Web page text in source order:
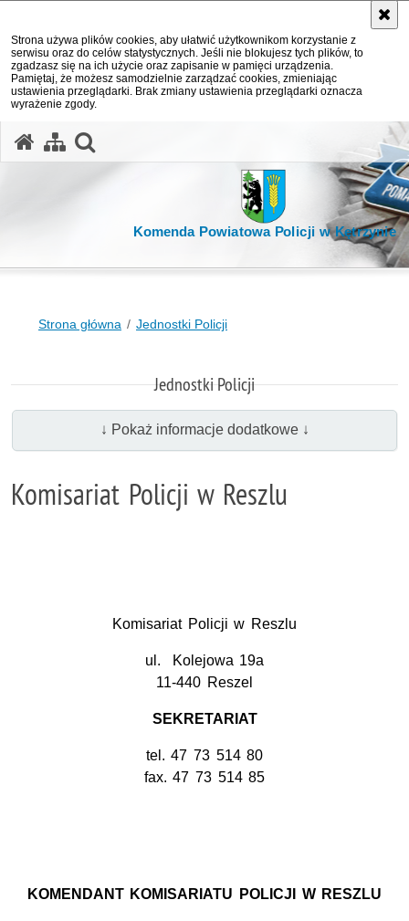
Strona używa plików cookies, aby ułatwić użytkownikom korzystanie z
serwisu oraz do celów statystycznych. Jeśli nie blokujesz tych plików, to
zgadzasz się na ich użycie oraz zapisanie w pamięci urządzenia.
Pamiętaj, że możesz samodzielnie zarządzać cookies, zmieniając
ustawienia przeglądarki. Brak zmiany ustawienia przeglądarki oznacza
wyrażenie zgody.
Komenda Powiatowa Policji w Kętrzynie
Strona główna Jednostki Policji
Jednostki Policji
↓ Pokaż informacje dodatkowe ↓
Komisariat Policji w Reszlu
Komisariat Policji w Reszlu
ul. Kolejowa 19a
11-440 Reszel
SEKRETARIAT
tel. 47 73 514 80
fax. 47 73 514 85
KOMENDANT KOMISARIATU POLICJI W RESZLU